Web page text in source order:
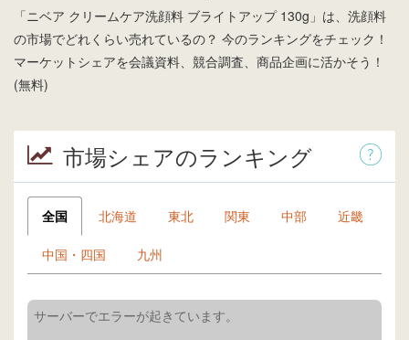
「ニベア クリームケア洗顔料 ブライトアップ 130g」は、洗顔料
の市場でどれくらい売れているの？ 今のランキングをチェック！
マーケットシェアを会議資料、競合調査、商品企画に活かそう！
(無料)
市場シェアのランキング
全国 北海道 東北 関東 中部 近畿
中国・四国 九州